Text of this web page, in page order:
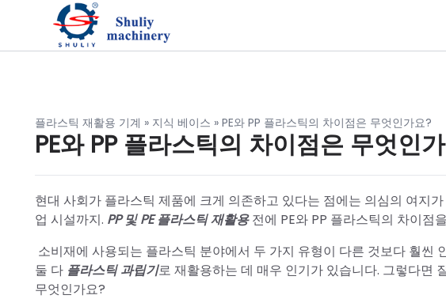
플라스틱 재활용 기계 » 지식 베이스 » PE와 PP 플라스틱의 차이점은 무엇인가요?
PE와 PP 플라스틱의 차이점은 무엇인
현대 사회가 플라스틱 제품에 크게 의존하고 있다는 점에는 의심의 여지
업 시설까지. PP 및 PE 플라스틱 재활용전에 PE와 PP 플라스틱의 차이점
소비재에 사용되는 플라스틱 분야에서 두 가지 유형이 다른 것보다 훨
둘 다 플라스틱 과립기로 재활용하는 데 매우 인기가 있습니다. 그렇다면
무엇인가요?